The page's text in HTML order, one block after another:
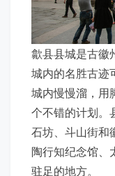
歙县县城是古徽
城内的名胜古迹
城内慢慢溜，用
个不错的计划。
石坊、斗山街和
陶行知纪念馆、
驻足的地方。